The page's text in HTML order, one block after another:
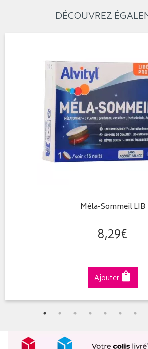
DÉCOUVREZ
Méla-Sommeil LIB
8,29€
Ajouter